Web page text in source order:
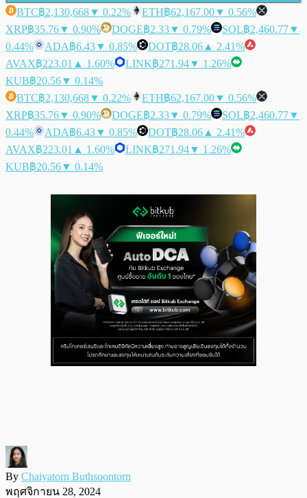
BTC฿2,130,668▼ 0.22% ETH฿62,167.00▼ 0.56%
XRP฿35.76▼ 0.90% DOGE฿2.33▼ 0.79% SOL฿2,460.77▼
0.44%
ADA฿6.43▼ 0.85% DOT฿28.06 ▲ 2.41%
AVAX฿223.01 ▲ 1.60% LINK฿271.94▼ 1.26%
KUB฿20.56▼ 0.14%
BTC฿2,130,668▼ 0.22% ETH฿62,167.00▼ 0.56%
XRP฿35.76▼ 0.90% DOGE฿2.33▼ 0.79% SOL฿2,460.77▼
0.44%
ADA฿6.43▼ 0.85% DOT฿28.06 ▲ 2.41%
AVAX฿223.01 ▲ 1.60% LINK฿271.94▼ 1.26%
KUB฿20.56▼ 0.14%
By Chaiyatorn Buthsoontorn
พฤศจิกายน 28, 2024